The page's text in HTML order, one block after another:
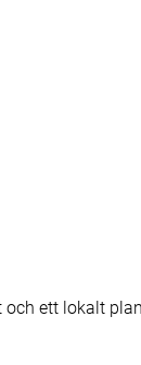
och ett lokalt